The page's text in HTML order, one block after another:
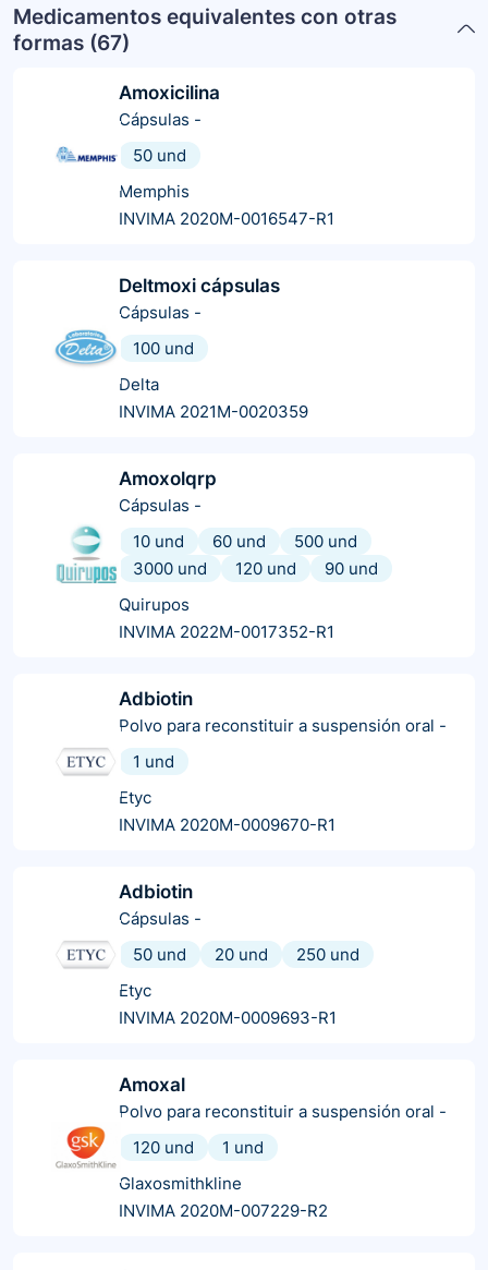
Medicamentos equivalentes con otras
formas (67)
Amoxicilina
Cápsulas -
50 und
Memphis
INVIMA 2020M-0016547-R1
Deltmoxi cápsulas
Cápsulas -
100 und
Delta
INVIMA 2021M-0020359
Amoxolqrp
Cápsulas -
10 und
60 und
500 und
3000 und
120 und
90 und
Quirupos
INVIMA 2022M-0017352-R1
Adbiotin
Polvo para reconstituir a suspensión oral -
1 und
Etyc
INVIMA 2020M-0009670-R1
Adbiotin
Cápsulas -
50 und
20 und
250 und
Etyc
INVIMA 2020M-0009693-R1
Amoxal
Polvo para reconstituir a suspensión oral -
120 und
1 und
Glaxosmithkline
INVIMA 2020M-007229-R2